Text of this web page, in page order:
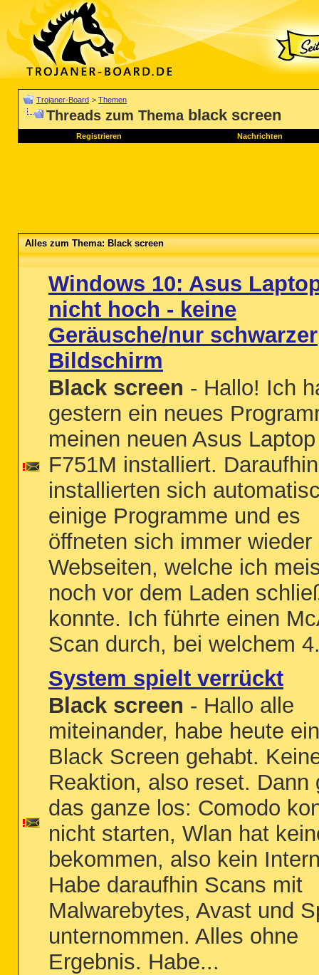
Trojaner-Board > Themen
Threads zum Thema black screen
Registrieren Nachrichten
Alles zum Thema: Black screen
Windows 10: Asus
nicht hoch - keine
Geräusche/nur schwarzer
Bildschirm
Black screen - Hallo! Ich
gestern ein neues
meinen neuen Asus Laptop
F751M installiert. Daraufhin
installierten sich
einige Programme und es
öffneten sich immer wieder
Webseiten, welche ich
noch vor dem Laden
konnte. Ich führte einen
Scan durch, bei welchem
System spielt verrückt
Black screen - Hallo alle
miteinander, habe heute
Black Screen gehabt.
Reaktion, also reset. Dann
das ganze los: Comodo
nicht starten, Wlan hat
bekommen, also kein
Habe daraufhin Scans mit
Malwarebytes, Avast und
unternommen. Alles ohne
Ergebnis. Habe...